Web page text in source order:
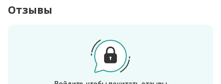
Отзывы